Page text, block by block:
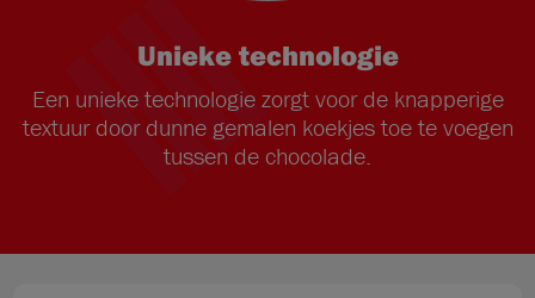
Unieke technologie
Een unieke technologie zorgt voor de knapperige
textuur door dunne gemalen koekjes toe te voegen
tussen de chocolade.